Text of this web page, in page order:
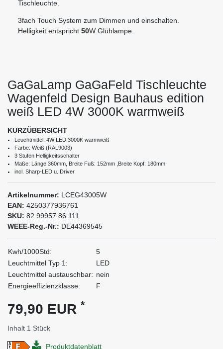
Tischleuchte.
3fach Touch System zum Dimmen und einschalten.
Helligkeit entspricht 50W Glühlampe.
GaGaLamp GaGaFeld Tischleuchte
Wagenfeld Design Bauhaus edition
weiß LED 4W 3000K warmweiß
KURZÜBERSICHT
Leuchtmittel: 4W LED 3000K warmweiß
Farbe: Weiß (RAL9003)
3 Stufen Helligkeitsschalter
Maße: Länge 360mm, Breite Fuß: 152mm ,Breite Kopf: 180mm
incl. Sharp-LED u. Driver
Artikelnummer: LCEG43005W
EAN: 4250377936761
SKU: 82.99957.86.111
WEEE-Reg.-Nr.: DE44369545
Kwh/1000Std:
5
Leuchtmittel Typ 1:
LED
Leuchtmittel austauschbar: nein
Energieeffizienzklasse:
F
79,90 EUR *
Inhalt 1 Stück
Produktdatenblatt